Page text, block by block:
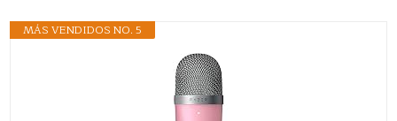
MÁS VENDIDOS NO. 5